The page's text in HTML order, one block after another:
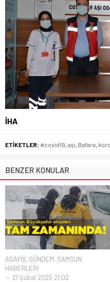
İHA
ETİKETLER: #covid19, aşı, Bafara,
BENZER KONULAR
ASAYİŞ, GÜNDEM, SAMSUN
HABERLERİ
21 Şubat 2025 21:02